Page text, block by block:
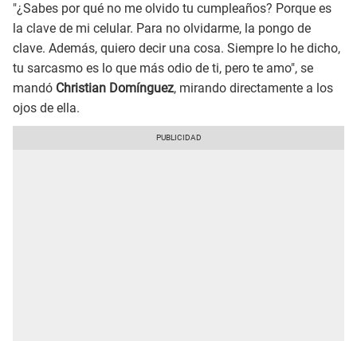
"¿Sabes por qué no me olvido tu cumpleaños? Porque es
la clave de mi celular. Para no olvidarme, la pongo de
clave. Además, quiero decir una cosa. Siempre lo he dicho,
tu sarcasmo es lo que más odio de ti, pero te amo", se
mandó Christian Domínguez, mirando directamente a los
ojos de ella.